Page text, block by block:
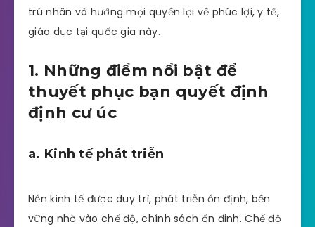
trú nhân và hưởng mọi quyền lợi về phúc lợi, y tế,
giáo dục tại quốc gia này.
1. Những điểm nổi bật để
thuyết phục bạn quyết định
định cư úc
a. Kinh tế phát triễn
Nền kinh tế được duy trì, phát triễn ổn định, bền
vững nhờ vào chế độ, chính sách ổn đinh. Chế độ